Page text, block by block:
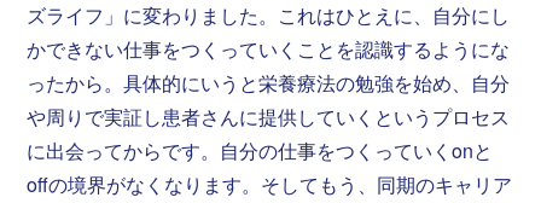
ズライフ」に変わりました。これはひとえに、自分にし
かできない仕事をつくっていくことを認識するようにな
ったから。具体的にいうと栄養療法の勉強を始め、自分
や周りで実証し患者さんに提供していくというプロセス
に出会ってからです。自分の仕事をつくっていくonと
offの境界がなくなります。そしてもう、同期のキャリア